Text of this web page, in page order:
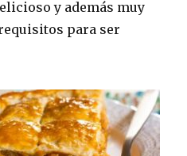
y además muy
para ser